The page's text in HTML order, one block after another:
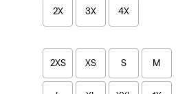
2X 3X 4X
2XS XS S M